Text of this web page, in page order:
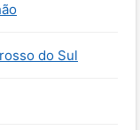
do Sul